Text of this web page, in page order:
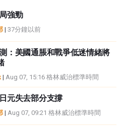
強勁
| 37分鐘以前
：美國通脹和戰爭低迷情緒將
| Aug 07, 15:16 格林威治標準時間
元失去部分支撐
| Aug 07, 09:21 格林威治標準時間